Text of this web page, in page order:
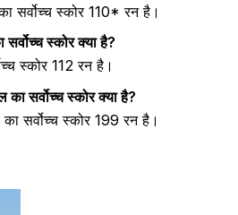
सर्वोच्च स्कोर 110* रन है।
स्कोर क्या है?
स्कोर 112 रन है।
सर्वोच्च स्कोर क्या है?
सर्वोच्च स्कोर 199 रन है।